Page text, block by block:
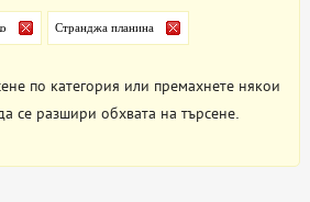
Странджа планина
по категория или премахнете някои
се разшири обхвата на търсене.